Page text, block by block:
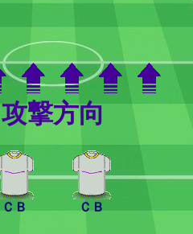
攻撃方向
ＣＢ ＣＢ